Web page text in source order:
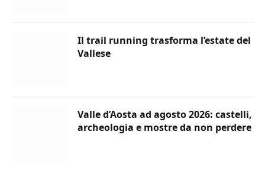
Il trail running trasforma l’estate del
Vallese
Valle d’Aosta ad agosto 2026: castelli,
archeologia e mostre da non perdere